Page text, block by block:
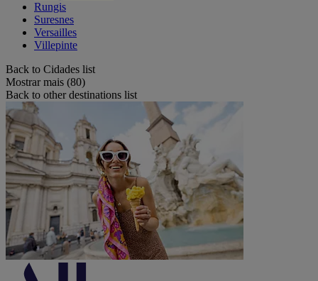
Rungis
Suresnes
Versailles
Villepinte
Back to Cidades list
Mostrar mais (80)
Back to other destinations list